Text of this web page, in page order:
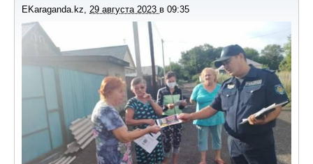
EKaraganda.kz, 29 августа 2023 в 09:35